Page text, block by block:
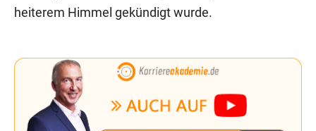
heiterem Himmel gekündigt wurde.